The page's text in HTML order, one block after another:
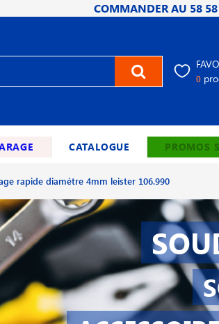
COMMANDER AU 58
0
CATALOGUE PROMOS
rapide diamétre 4mm leister 106.990